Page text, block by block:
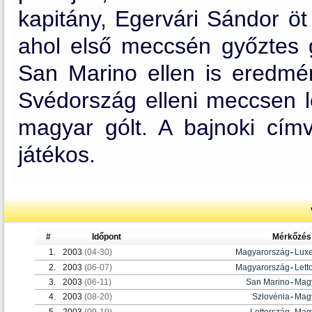
kapitány, Egervári Sándor
ahol első meccsén
San Marino ellen is
Svédország elleni
magyar gólt. A bajnoki
játékos.
# Időpont
Mérkőzés
1.
2003 (04-30) Magyarország-
2.
2003 (06-07) Magyarország-
3.
2003 (06-11) San Marino-
4.
2003 (08-20) Szlovénia-